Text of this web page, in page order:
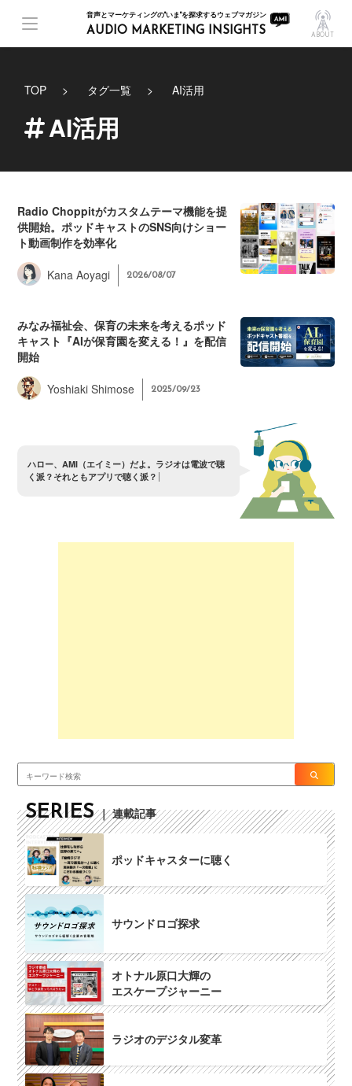
音声とマーケティングの"いま"を探求するウェブマガジン
AUDIO MARKETING INSIGHTS ABOUT
TOP タグ一覧 AI活用
AI活用
Radio Choppitがカスタムテーマ機能を提
供開始。ポッドキャストのSNS向けショー
ト動画制作を効率化
Kana Aoyagi 2026/08/07
みなみ福祉会、保育の未来を考えるポッド
キャスト『AIが保育園を変える！』を配信
開始
Yoshiaki Shimose 2025/09/23
ハロー、 AMI（エイ ミ ー） だよ 。 ラジオは電波で聴
く 派？ それと もアプリで聴く 派？
SERIES ｜ 連載記事
ポッドキャスターに聴く
サウンドロゴ探求
オトナル原口大輝の
エスケープジャーニー
ラジオのデジタル変革